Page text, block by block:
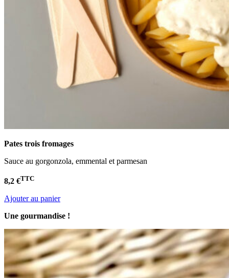
Pates trois fromages
Sauce au gorgonzola, emmental et parmesan
8,2 €TTC
Ajouter au panier
Une gourmandise !